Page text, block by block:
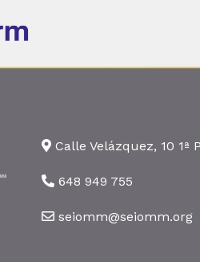
Calle Velázquez, 10 1ª
648 949 755
seiomm@seiomm.org